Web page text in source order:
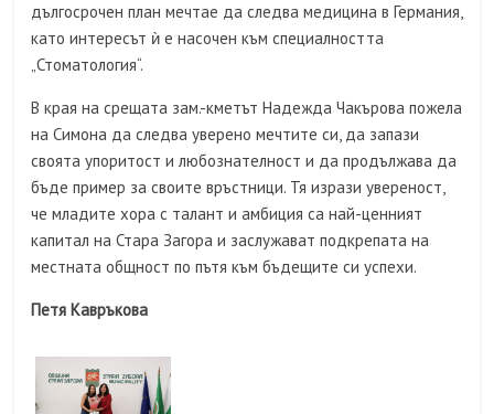
дългосрочен план мечтае да следва медицина в Германия,
като интересът ѝ е насочен към специалността
„Стоматология“.
В края на срещата зам.-кметът Надежда Чакърова пожела
на Симона да следва уверено мечтите си, да запази
своята упоритост и любознателност и да продължава да
бъде пример за своите връстници. Тя изрази увереност,
че младите хора с талант и амбиция са най-ценният
капитал на Стара Загора и заслужават подкрепата на
местната общност по пътя към бъдещите си успехи.
Петя Кавръкова